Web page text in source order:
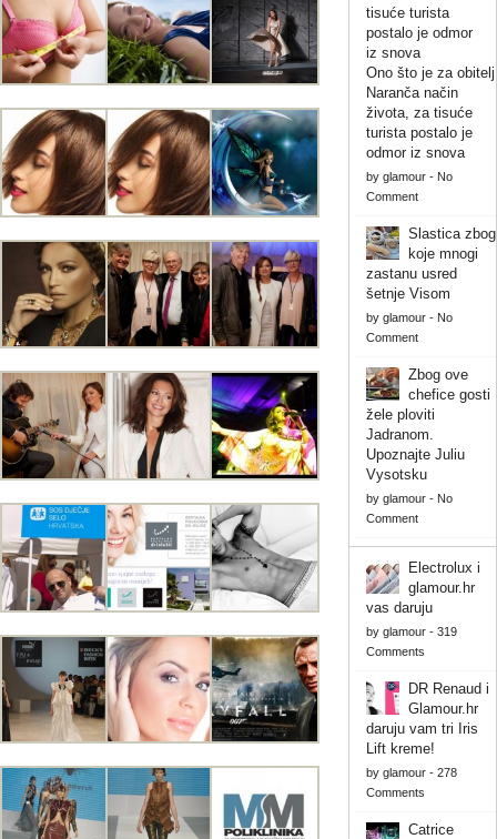
Ono što je za obitelj
Naranča način
života, za tisuće
turista postalo je
odmor iz snova
by glamour- No
Comment
Slastica zbog
koje mnogi
zastanu usred
šetnje Visom
by glamour- No
Comment
Zbog ove
chefice gosti
žele ploviti
Jadranom.
Upoznajte Juliu
Vysotsku
by glamour- No
Comment
Electrolux i
glamour.hr
vas daruju
by glamour- 319
Comments
DR Renaud i
Glamour.hr
daruju vam tri Iris
Lift kreme!
by glamour- 278
Comments
Catrice